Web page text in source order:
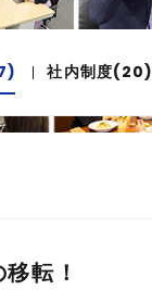
社内制度(20)
転！